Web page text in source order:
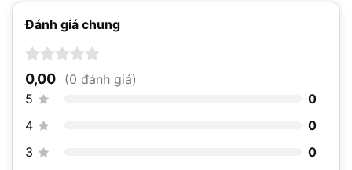
Đánh giá chung
0,00 (0 đánh giá)
5
0
4
0
3
0